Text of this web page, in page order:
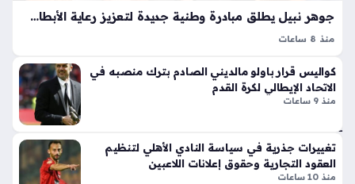
بإ
ط
لا
أيق
ونت
ها
خو
رخ
ي
منذ
سا
عا
ت
جوهر نبيل يطلق مبادرة وطنية جديدة لتعزيز رعاية الأبطال الرياضيين في مصر
منذ 8 ساعات
لدعم الأبطال الرياضيين، وذلك من خلال تكثيف التعاون المثمر مع
القطاع المصرفي. تهدف هذه الخطوة الاستراتيجية إلى تعزيز
كواليس قرار باولو مالديني الصادم بترك منصبه في
الاتحاد الإيطالي لكرة القدم
منذ 9 ساعات
تغييرات جذرية في سياسة النادي الأهلي لتنظيم
العقود التجارية وحقوق إعلانات اللاعبين
منذ 10 ساعات